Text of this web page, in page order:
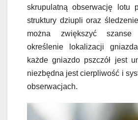
skrupulatną obserwację lotu
struktury dziupli oraz
można zwiększyć szanse
określenie lokalizacji
każde gniazdo pszczół jest
niezbędna jest cierpliwość i
obserwacjach.